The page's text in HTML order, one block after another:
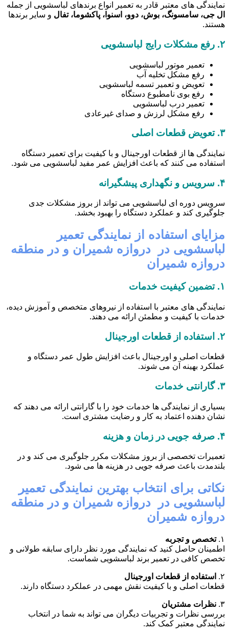
نمایندگی های معتبر قادر به تعمیر انواع برندهای لباسشویی از جمله
ال جی، سامسونگ، بوش، دوو، اسنوا، پاکشوما، تفال و سایر برندها
هستند.
۲. رفع مشکلات رایج لباسشویی
تعمیر موتور لباسشویی
رفع مشکل تخلیه آب
تعویض و تعمیر تسمه لباسشویی
رفع بوی نامطبوع دستگاه
تعمیر درب لباسشویی
رفع مشکل لرزش و صدای غیرعادی
۳. تعویض قطعات اصلی
نمایندگی ها از قطعات اورجینال و با کیفیت برای تعمیر دستگاه
استفاده می کنند که باعث افزایش عمر مفید لباسشویی می شود.
۴. سرویس و نگهداری پیشگیرانه
سرویس دوره ای لباسشویی می تواند از بروز مشکلات جدی
جلوگیری کند و عملکرد دستگاه را بهبود بخشد.
مزایای استفاده از نمایندگی تعمیر
لباسشویی در دروازه شمیران و در منطقه
دروازه شمیران
۱. تضمین کیفیت خدمات
نمایندگی های معتبر با استفاده از نیروهای متخصص و آموزش دیده،
خدمات با کیفیت و مطمئن ارائه می دهند.
۲. استفاده از قطعات اورجینال
قطعات اصلی و اورجینال باعث افزایش طول عمر دستگاه و
عملکرد بهینه آن می شوند.
۳. گارانتی خدمات
بسیاری از نمایندگی ها خدمات خود را با گارانتی ارائه می دهند که
نشان دهنده اعتماد به کار و رضایت مشتری است.
۴. صرفه جویی در زمان و هزینه
تعمیرات تخصصی از بروز مشکلات مکرر جلوگیری می کند و در
بلندمدت باعث صرفه جویی در هزینه ها می شود.
نکاتی برای انتخاب بهترین نمایندگی تعمیر
لباسشویی در دروازه شمیران و در منطقه
دروازه شمیران
۱. تخصص و تجربه
اطمینان حاصل کنید که نمایندگی مورد نظر دارای سابقه طولانی و
تخصص کافی در تعمیر برند لباسشویی شماست.
۲.
استفاده از قطعات اورجینال
قطعات اصلی و با کیفیت نقش مهمی در عملکرد دستگاه دارند.
۳. نظرات مشتریان
بررسی نظرات و تجربیات دیگران می تواند به شما در انتخاب
نمایندگی معتبر کمک کند.